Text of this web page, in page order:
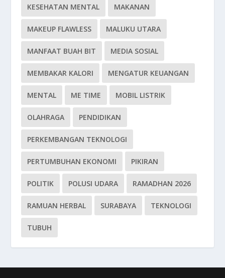
KESEHATAN MENTAL MAKANAN
MAKEUP FLAWLESS MALUKU UTARA
MANFAAT BUAH BIT MEDIA SOSIAL
MEMBAKAR KALORI MENGATUR KEUANGAN
MENTAL ME TIME MOBIL LISTRIK
OLAHRAGA PENDIDIKAN
PERKEMBANGAN TEKNOLOGI
PERTUMBUHAN EKONOMI PIKIRAN
POLITIK POLUSI UDARA RAMADHAN 2026
RAMUAN HERBAL SURABAYA TEKNOLOGI
TUBUH